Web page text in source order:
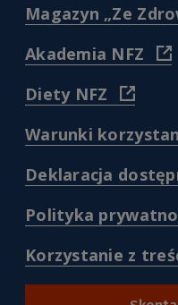
Magazyn „Ze
Akademia NFZ
(
Diety NFZ
(
https://
Warunki
Deklaracja
Polityka
Korzystanie z